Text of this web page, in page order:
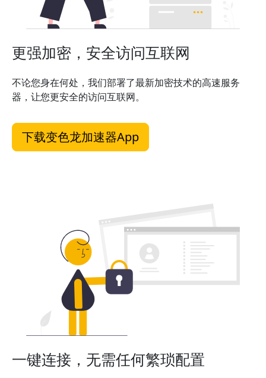
更强加密，安全访问互联网
不论您身在何处，我们部署了最新加密技术的高速服务
器，让您更安全的访问互联网。
下载变色龙加速器App
一键连接，无需任何繁琐配置